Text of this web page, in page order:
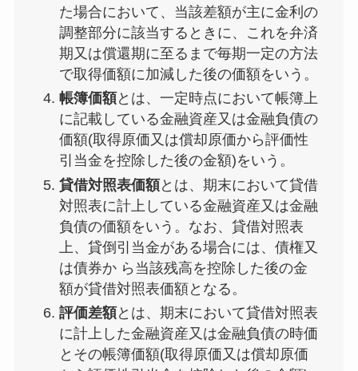
た場合において、当該差額が主に金利の
調整部分に該当するときに、これを弁済
期又は償還期に至るまで毎期一定の方法
で取得価額に加減した後の価額をいう。
帳簿価額とは、一定時点において帳簿上
に記載している金融資産又は金融負債の
価額(取得原価又は償却原価から評価性
引当金を控除した後の金額)をいう。
貸借対照表価額とは、期末において貸借
対照表に計上している金融資産又は金融
負債の価額をいう。なお、貸借対照表
上、貸倒引当金がある場合には、債権又
は債券か ら当該残高を控除した後の金
額が貸借対照表価額となる。
評価差額とは、期末において貸借対照表
に計上した金融資産又は金融負債の時価
とその帳簿価額(取得原価又は償却原価